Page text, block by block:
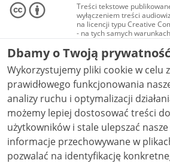
Treści tekstowe
wyłączeniem treści
na licencji typu Creative
- na tych samych
Materiały audiowizualne,
audio i wideo, są
Creative Commons:
niekomercyjne - bez
NC-ND 4.0), o ile nie jest to
Dbamy o Twoją prywatność
Wykorzystujemy pliki cookie w celu
prawidłowego funkcjonowania
analizy ruchu i optymalizacji działania
możemy lepiej dostosować treści
użytkowników i stale ulepszać nasze usługi.
informacje przechowywane w
pozwalać na identyfikację